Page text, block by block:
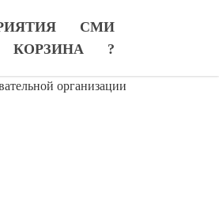
СМИ
КОРЗИНА ?
организации